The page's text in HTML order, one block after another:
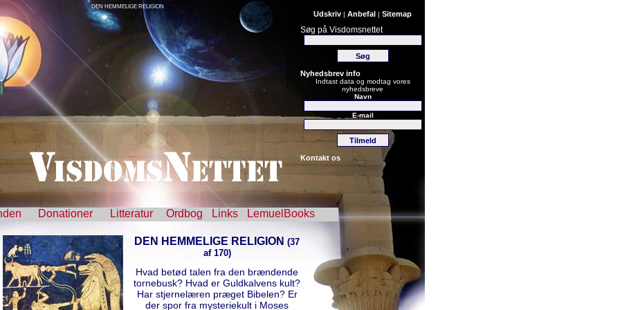
Udskriv | Anbefal | Sitemap
Søg på Visdomsnettet
Nyhedsbrev info
Indtast data og modtag vores
nyhedsbreve
Navn
E-mail
Kontakt os
DEN HEMMELIGE RELIGION
Donationer Litteratur Ordbog Links LemuelBooks
DEN HEMMELIGE RELIGION (37
af 170)
Hvad betød talen fra den brændende
tornebusk? Hvad er Guldkalvens kult?
Har stjernelæren præget Bibelen? Er
der spor fra mysteriekult i Moses